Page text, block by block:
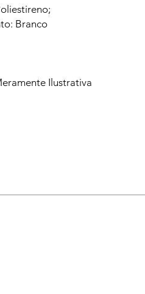
Branco
Ilustrativa